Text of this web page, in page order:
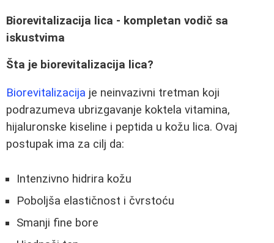
Biorevitalizacija lica - kompletan vodič sa
iskustvima
Šta je biorevitalizacija lica?
Biorevitalizacija je neinvazivni tretman koji
podrazumeva ubrizgavanje koktela vitamina,
hijaluronske kiseline i peptida u kožu lica. Ovaj
postupak ima za cilj da:
Intenzivno hidrira kožu
Poboljša elastičnost i čvrstoću
Smanji fine bore